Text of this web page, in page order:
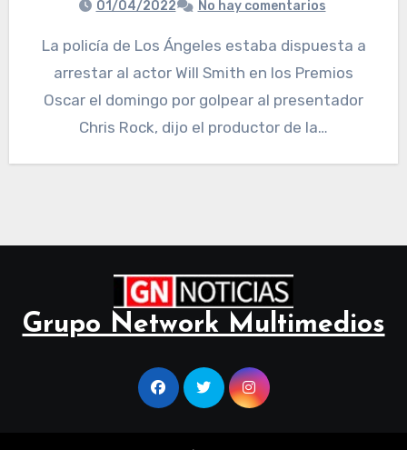
01/04/2022 No hay comentarios
La policía de Los Ángeles estaba dispuesta a
arrestar al actor Will Smith en los Premios
Oscar el domingo por golpear al presentador
Chris Rock, dijo el productor de la…
Grupo Network Multimedios